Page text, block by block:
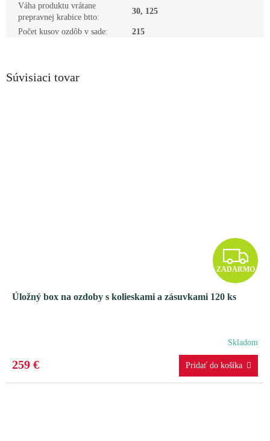
Súvisiaci tovar
Z
A
R
M
ZADARMO
Úložný box na ozdoby s kolieskami a zásuvkami 120 ks
Skladom
259 €
Váha produktu vrátane
prepravnej krabice btto:
30, 125
Počet kusov ozdôb v sade: 215